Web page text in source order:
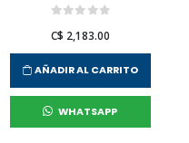
C$ 2,183.00
AÑADIR AL CARRITO
WHATSAPP